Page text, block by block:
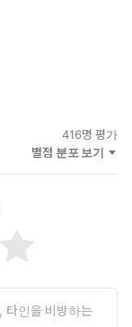
416명 평가
별점 분포 보기